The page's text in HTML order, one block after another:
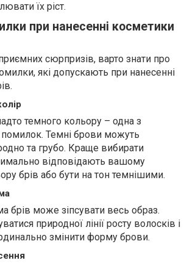
їх ріст.
при нанесенні косметики
сюрпризів, варто знати про
які допускають при нанесенні
темного кольору – одна з
Темні брови можуть
та грубо. Краще вибирати
відповідають вашому
брів або бути на тон темнішими.
брів може зіпсувати весь образ.
природної лінії росту волосків і
змінити форму брови.